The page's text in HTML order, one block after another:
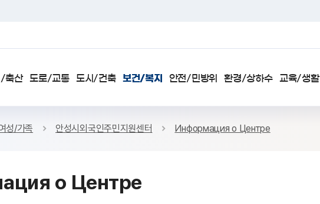
축산 도로/교통 도시/건축 보건/복지 안전/민방위 환경/상하수 교육/생활
검색
성/가족 안성시외국인주민지원센터 Информация о Центре
о Центре